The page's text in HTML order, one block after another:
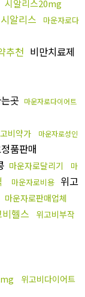
시알리스20mg
시알리스
마운자로다
추천 비만치료제
곳 마운자로다이어트
비약가
마운자로성인
품판매
마운자로달리기
마
마운자로비용 위고
마운자로판매업체
헬스
위고비부작
위고비다이어트